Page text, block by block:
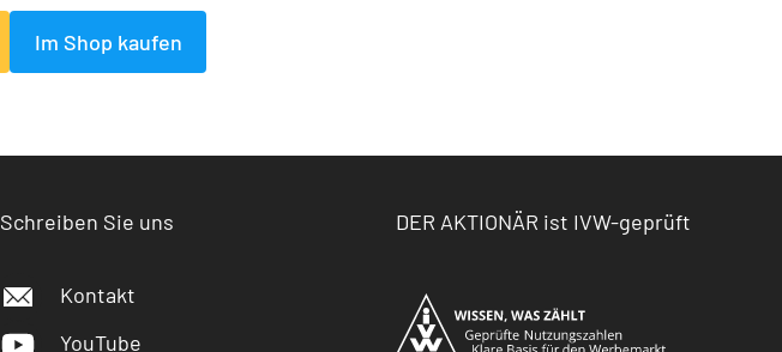
Im Shop kaufen
Schreiben Sie uns
Kontakt
YouTube
DER AKTIONÄR ist IVW-geprüft